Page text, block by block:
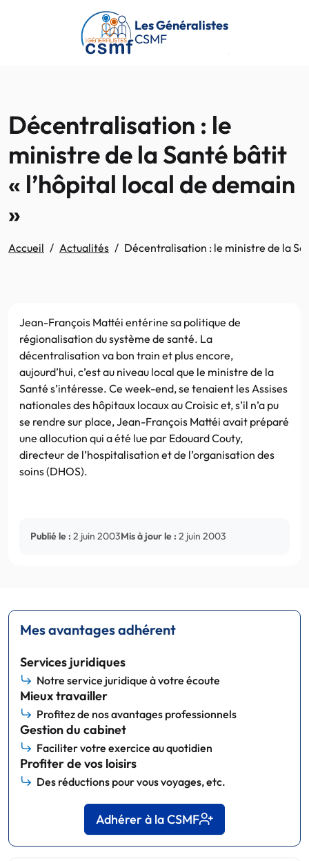
Passer au contenu principal
Les Généralistes
CSMF
Décentralisation : le
ministre de la Santé bâtit
« l’hôpital local de demain
»
Accueil Actualités Décentralisation : le ministre de la
Jean-François Mattéi entérine sa politique de
régionalisation du système de santé. La
décentralisation va bon train et plus encore,
aujourd’hui, c’est au niveau local que le ministre de la
Santé s’intéresse. Ce week-end, se tenaient les Assises
nationales des hôpitaux locaux au Croisic et, s’il n’a pu
se rendre sur place, Jean-François Mattéi avait préparé
une allocution qui a été lue par Edouard Couty,
directeur de l’hospitalisation et de l’organisation des
soins (DHOS).
Publié le : 2 juin 2003Mis à jour le : 2 juin 2003
Mes avantages adhérent
Services juridiques
Notre service juridique à votre écoute
Mieux travailler
Profitez de nos avantages professionnels
Gestion du cabinet
Faciliter votre exercice au quotidien
Profiter de vos loisirs
Des réductions pour vous voyages, etc.
Adhérer à la CSMF